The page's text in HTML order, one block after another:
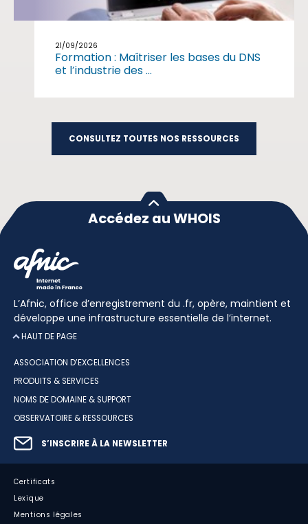
21/09/2026
Formation : Maîtriser les bases du DNS
et l’industrie des ...
CONSULTEZ TOUTES NOS RESSOURCES
Accédez au WHOIS
L’Afnic, office d’enregistrement du .fr, opère, maintient et
développe une infrastructure essentielle de l’internet.
HAUT DE PAGE
ASSOCIATION D’EXCELLENCES
PRODUITS & SERVICES
NOMS DE DOMAINE & SUPPORT
OBSERVATOIRE & RESSOURCES
S’INSCRIRE À LA NEWSLETTER
Certificats
Lexique
Mentions légales